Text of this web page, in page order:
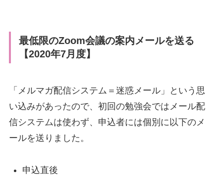
最低限のZoom会議の案内メールを送る
【2020年7月度】
「メルマガ配信システム＝迷惑メール」という思
い込みがあったので、初回の勉強会ではメール配
信システムは使わず、申込者には個別に以下のメ
ールを送りました。
申込直後